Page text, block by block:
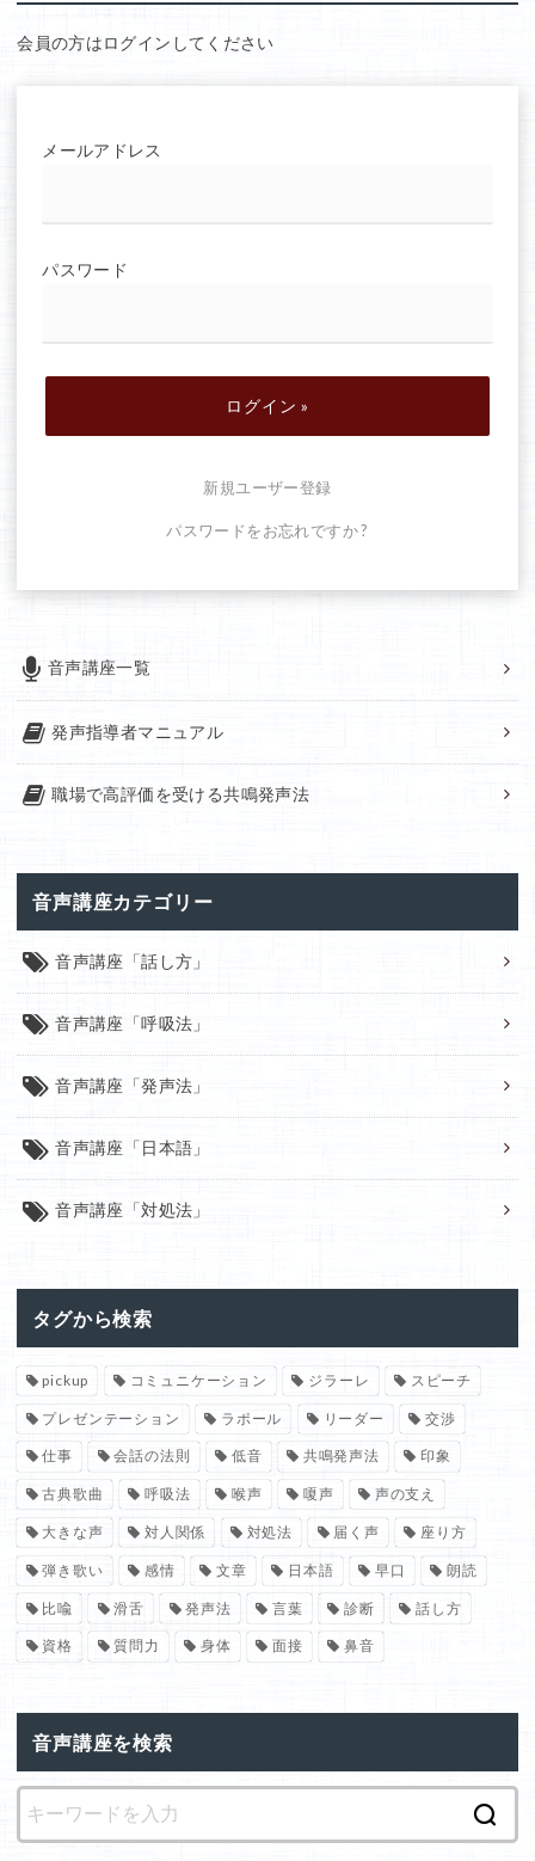
会員の方はログインしてください
メールアドレス
パスワード
新規ユーザー登録
パスワードをお忘れですか ?
音声講座一覧
発声指導者マニュアル
職場で高評価を受ける共鳴発声法
音声講座カテゴリー
音声講座「話し方」
音声講座「呼吸法」
音声講座「発声法」
音声講座「日本語」
音声講座「対処法」
タグから検索
pickup コミュニケーション ジラーレ スピーチ
プレゼンテーション ラポール リーダー 交渉
仕事 会話の法則 低音 共鳴発声法 印象
古典歌曲 呼吸法 喉声 嗄声 声の支え
大きな声 対人関係 対処法 届く声 座り方
弾き歌い 感情 文章 日本語 早口 朗読
比喩 滑舌 発声法 言葉 診断 話し方
資格 質問力 身体 面接 鼻音
音声講座を検索